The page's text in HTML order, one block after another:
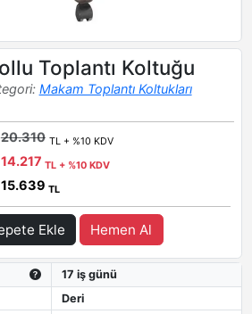
Toplantı Koltuğu
Makam Toplantı Koltukları
20.310 TL + %10 KDV
14.217 TL + %10 KDV
15.639 TL
Ekle Hemen Al
17 iş günü
Deri